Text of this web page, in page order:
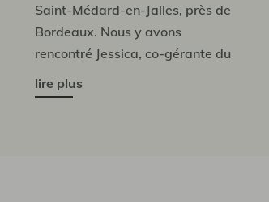
Saint-Médard-en-Jalles, près de
Bordeaux. Nous y avons
rencontré Jessica, co-gérante du
lire plus